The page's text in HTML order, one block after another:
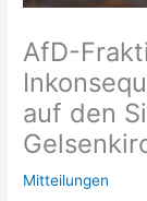
AfD-
auf den
Mitteilungen